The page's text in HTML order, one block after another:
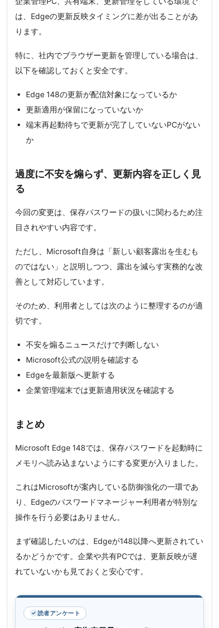
は、Edgeの更新反映タイミングに差が出ることがあ
ります。
特に、社内でブラウザー更新を管理している場合は、
以下を確認しておくと安全です。
Edge 148の更新が配信対象になっているか
更新適用が保留になっていないか
端末再起動待ちで更新が完了していないPCがない
か
過度に不安を煽らず、更新内容を正しく見
る
今回の変更は、保存パスワードの扱いに関わるため注
目されやすい内容です。
ただし、Microsoft自身は「新しい顧客露出を生むも
のではない」と説明しつつ、露出を減らす実務的な改
善として対応しています。
そのため、利用者としては次のように整理するのが適
切です。
不安を煽るニュースだけで判断しない
Microsoft公式の説明を確認する
Edgeを最新版へ更新する
企業管理端末では更新適用状況を確認する
まとめ
Microsoft Edge 148では、保存パスワードを起動時に
メモリへ読み込まないようにする変更が入りました。
これはMicrosoftが案内している防御強化の一環であ
り、Edgeのパスワードマネージャー利用者が特別な
操作を行う必要はありません。
まず確認したいのは、Edgeが148以降へ更新されてい
るかどうかです。企業や共有PCでは、更新反映が遅
れていないかも見ておくと安心です。
読者アンケート